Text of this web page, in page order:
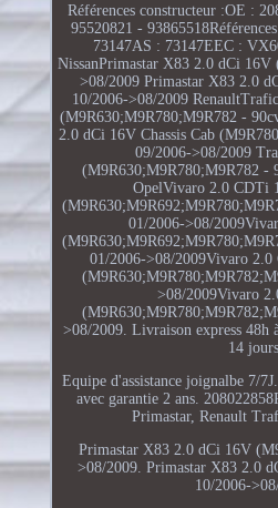
Références constructeur :OE :
95520821 -
73147AS : 73147EEC :
NissanPrimastar X83 2.0 dCi
>08/2009 Primastar X83 2.0
10/2006->08/2009
(M9R630;M9R780;M9R782 -
2.0 dCi 16V Chassis Cab
09/2006->08/2009
(M9R630;M9R780;M9R782 -
OpelVivaro 2.0 CDTi
01/2006->08/
01/2006->08/2009Vivaro 2.0
>08/2009Vivaro
>08/2009. Livraison express 48h
14 jours.
Equipe d'assistance joignalbe 7/
avec garantie 2 ans.
Primastar, Renault
Primastar X83 2.0 dCi 16V
>08/2009. Primastar X83 2.0
10/2006-